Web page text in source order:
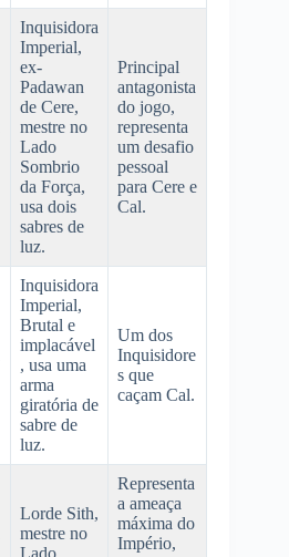
Inquisidora
Imperial,
ex-
Padawan
de Cere,
mestre no
Lado
Sombrio
da Força,
usa dois
sabres de
luz.
Principal
antagonista
do jogo,
representa
um desafio
pessoal
para Cere e
Cal.
Inquisidora
Imperial,
Brutal e
implacável
, usa uma
arma
giratória de
sabre de
luz.
Um dos
Inquisidore
s que
caçam Cal.
Lorde Sith,
mestre no
Representa
a ameaça
máxima do
Império,